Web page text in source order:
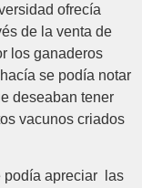
ofrecía
de la venta de
los ganaderos
se podía notar
deseaban tener
vacunos criados
podía apreciar las